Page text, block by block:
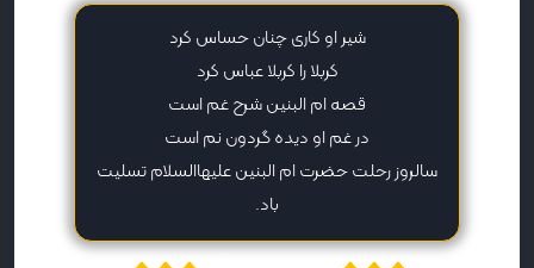
شیر او کاری چنان حساس کرد
کربلا را کربلا عباس کرد
قصه ام البنین شرح غم است
در غم او دیده گردون نم است
سالروز رحلت حضرت ام البنین علیهاالسلام تسلیت
باد.